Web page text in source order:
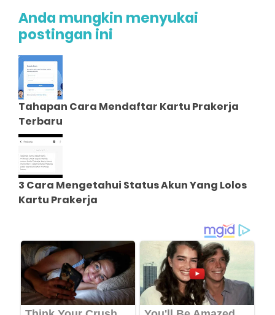
Anda mungkin menyukai
postingan ini
Tahapan Cara Mendaftar Kartu Prakerja
Terbaru
3 Cara Mengetahui Status Akun Yang Lolos
Kartu Prakerja